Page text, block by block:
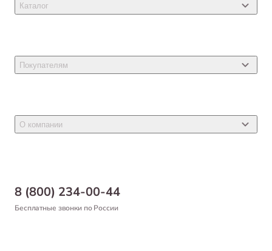
8 (800) 234-00-44
Бесплатные звонки по России
Каталог
Товары для собак
Товары для птиц
Покупателям
Новости
Самовывоз
Оформление заказа
О компании
Благотворительный фонд